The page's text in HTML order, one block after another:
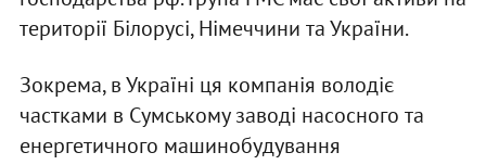
території Білорусі, Німеччини та України.
Зокрема, в Україні ця компанія володіє
частками в Сумському заводі насосного та
енергетичного машинобудування